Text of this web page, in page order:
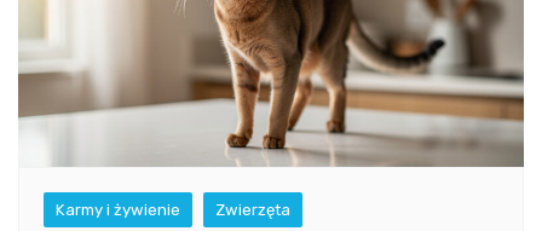
Karmy i żywienie Zwierzęta